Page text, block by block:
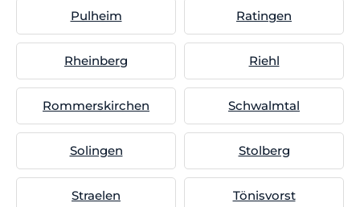
Pulheim Ratingen
Rheinberg Riehl
Rommerskirchen Schwalmtal
Solingen Stolberg
Straelen Tönisvorst